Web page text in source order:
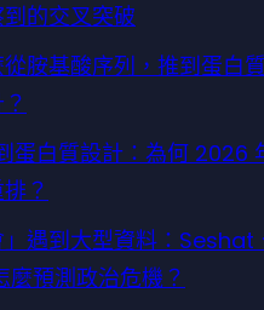
的交叉突破
胺基酸序列，推到蛋白
蛋白質設計：為何 2026
？
遇到大型資料：Seshat
預測政治危機？